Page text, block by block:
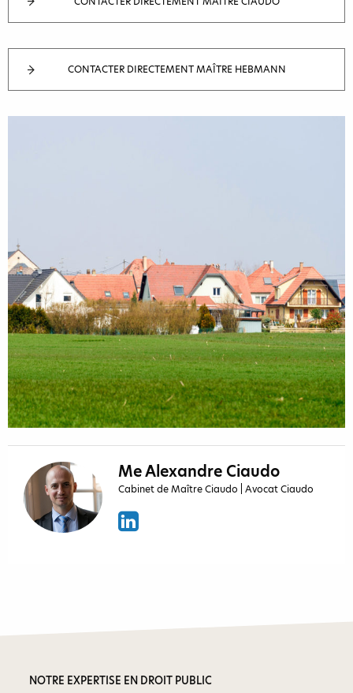
CONTACTER DIRECTEMENT MAÎTRE HEBMANN
Me Alexandre Ciaudo
Cabinet de Maître Ciaudo | Avocat Ciaudo
NOTRE EXPERTISE EN DROIT PUBLIC